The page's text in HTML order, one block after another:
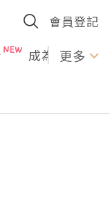
會員登記
成為U更多